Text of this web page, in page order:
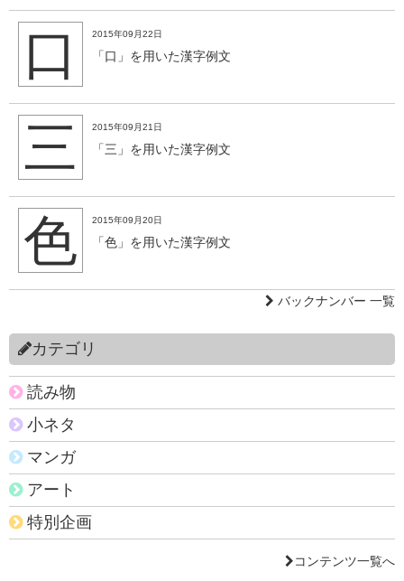
口 2015年09月22日
「口」を用いた漢字例文
三 2015年09月21日
「三」を用いた漢字例文
色 2015年09月20日
「色」を用いた漢字例文
バックナンバー 一覧
カテゴリ
読み物
小ネタ
マンガ
アート
特別企画
コンテンツ一覧へ